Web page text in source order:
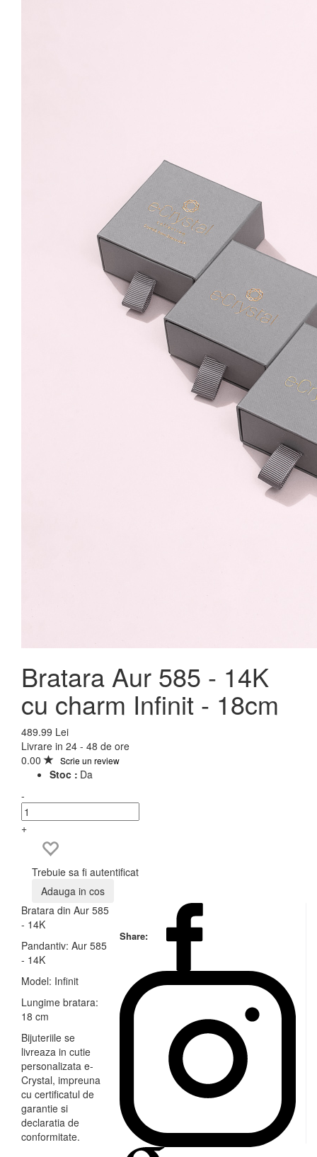
Bratara Aur 585 - 14K
cu charm Infinit - 18cm
489.99 Lei
Livrare in 24 - 48 de ore
0.00
Scrie un review
Stoc : Da
-
+
Trebuie sa fi autentificat
Adauga in cos
Share:
Bratara din Aur 585
- 14K
Pandantiv: Aur 585
- 14K
Model: Infinit
Lungime bratara:
18 cm
Bijuteriile se
livreaza in cutie
personalizata e-
Crystal, impreuna
cu certificatul de
garantie si
declaratia de
conformitate.